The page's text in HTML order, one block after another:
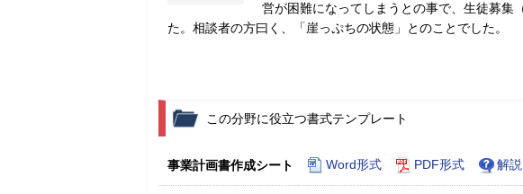
営が困難になってしまうとの事で、生徒募集
た。相談者の方曰く、「崖っぷちの状態」とのことでした。
この分野に役立つ書式テンプレート
事業計画書作成シート Word形式 PDF形式 解説